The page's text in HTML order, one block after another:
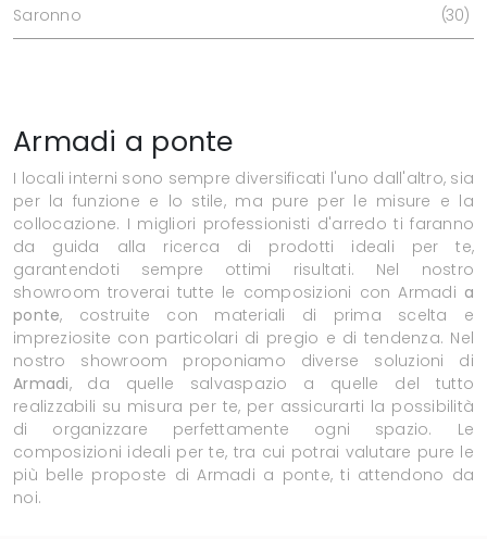
Saronno 30
Armadi a ponte
I locali interni sono sempre diversificati l'uno dall'altro, sia
per la funzione e lo stile, ma pure per le misure e la
collocazione. I migliori professionisti d'arredo ti faranno
da guida alla ricerca di prodotti ideali per te,
garantendoti sempre ottimi risultati. Nel nostro
showroom troverai tutte le composizioni con Armadi a
ponte, costruite con materiali di prima scelta e
impreziosite con particolari di pregio e di tendenza. Nel
nostro showroom proponiamo diverse soluzioni di
Armadi, da quelle salvaspazio a quelle del tutto
realizzabili su misura per te, per assicurarti la possibilità
di organizzare perfettamente ogni spazio. Le
composizioni ideali per te, tra cui potrai valutare pure le
più belle proposte di Armadi a ponte, ti attendono da
noi.